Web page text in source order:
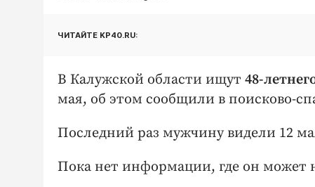
ЧИТАЙТЕ KP40.RU:
В Калужской области ищут 48-
мая, об этом сообщили в поисково-
Последний раз мужчину видели 12
Пока нет информации, где он может